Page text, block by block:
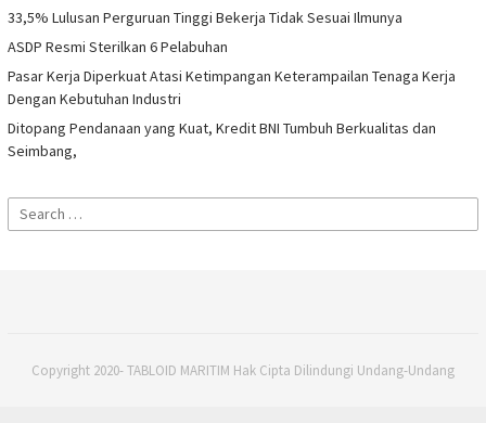
33,5% Lulusan Perguruan Tinggi Bekerja Tidak Sesuai Ilmunya
ASDP Resmi Sterilkan 6 Pelabuhan
Pasar Kerja Diperkuat Atasi Ketimpangan Keterampailan Tenaga Kerja
Dengan Kebutuhan Industri
Ditopang Pendanaan yang Kuat, Kredit BNI Tumbuh Berkualitas dan
Seimbang,
Search
for:
Copyright 2020- TABLOID MARITIM Hak Cipta Dilindungi Undang-Undang